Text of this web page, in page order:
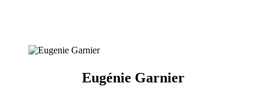
Eugénie Garnier